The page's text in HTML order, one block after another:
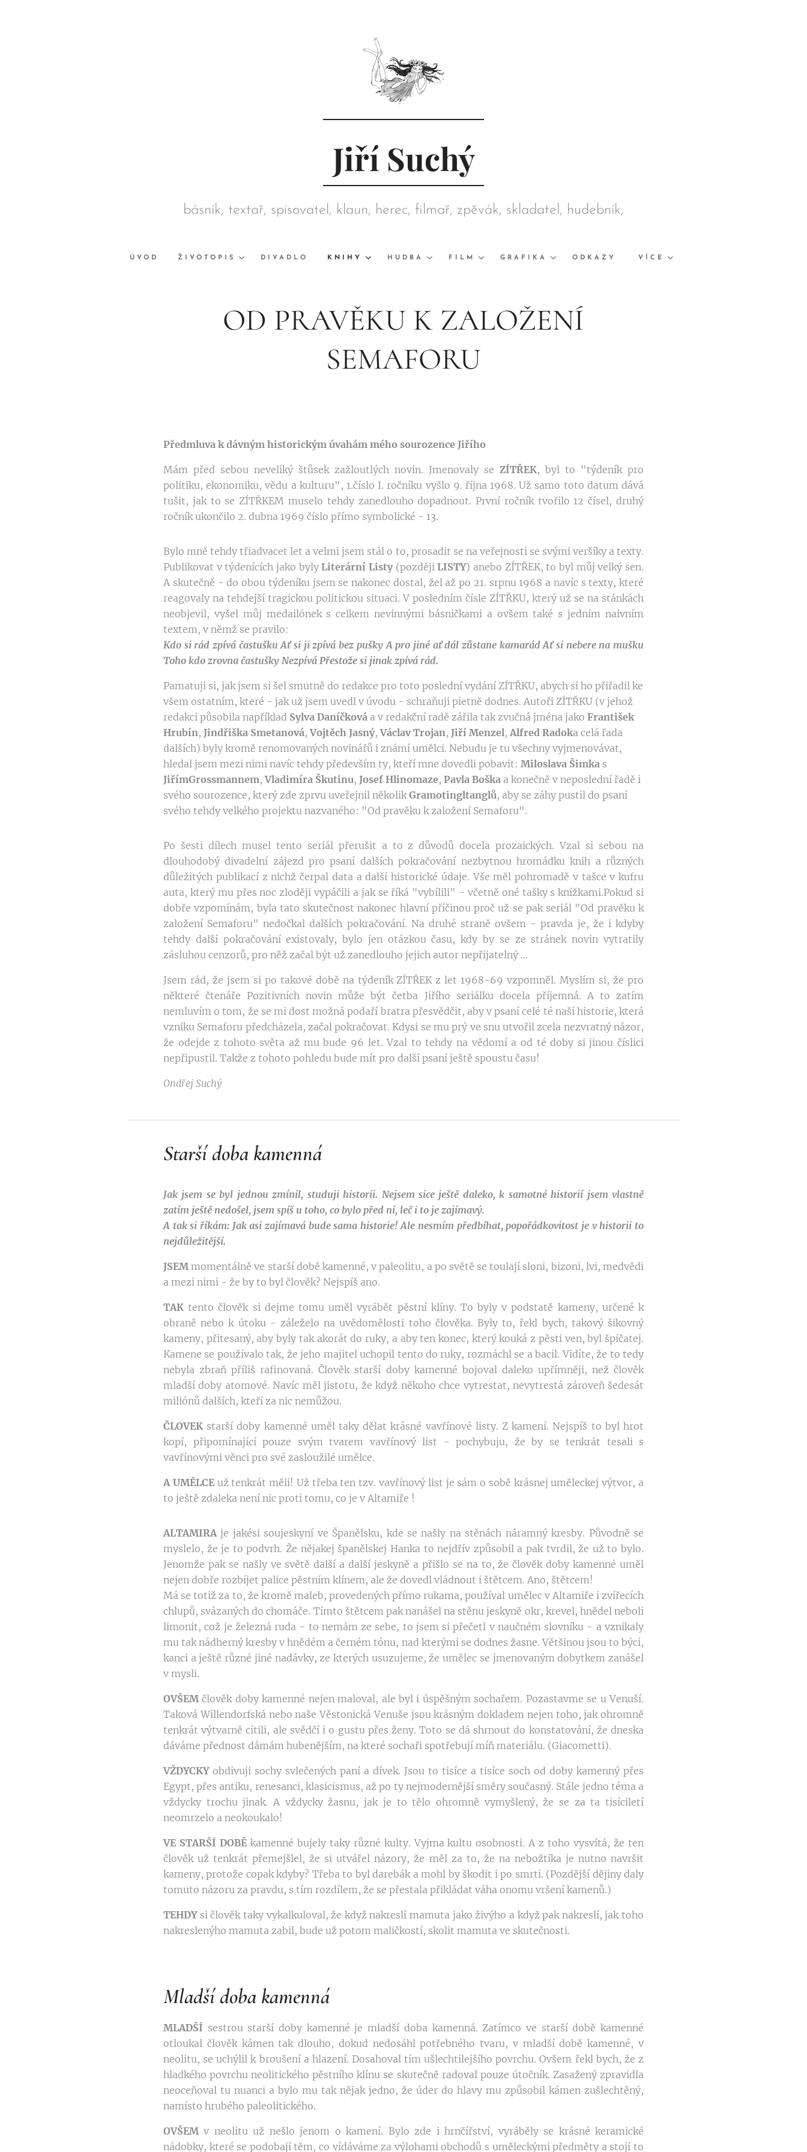
Jiří Suchý
básník, textař, spisovatel, klaun, herec, filmař, zpěvák, skladatel, hudebník,
ÚVOD ŽIVOTOPIS DIVADLO KNIHY HUDBA FILM GRAFIKA ODKAZY VÍCE
OD PRAVĚKU K ZALOŽENÍ
SEMAFORU
Předmluva k dávným historickým úvahám mého sourozence Jiřího
Mám před sebou neveliký štůsek zažloutlých novin. Jmenovaly se ZÍTŘEK, byl to "týdeník pro
politiku, ekonomiku, vědu a kulturu", 1.číslo I. ročníku vyšlo 9. října 1968. Už samo toto datum dává
tušit, jak to se ZÍTŘKEM muselo tehdy zanedlouho dopadnout. První ročník tvořilo 12 čísel, druhý
ročník ukončilo 2. dubna 1969 číslo přímo symbolické - 13.
Bylo mně tehdy třiadvacet let a velmi jsem stál o to, prosadit se na veřejnosti se svými veršíky a texty.
Publikovat v týdenících jako bylyLiterární Listy(pozdějiLISTY) anebo ZÍTŘEK, to byl můj velký sen.
A skutečně - do obou týdeníku jsem se nakonec dostal, žel až po 21. srpnu 1968 a navíc s texty, které
reagovaly na tehdejší tragickou politickou situaci. V posledním čísle ZÍTŘKU, který už se na stánkách
neobjevil, vyšel můj medailónek s celkem nevinnými básničkami a ovšem také s jedním naivním
textem, v němž se pravilo:
Kdo si rád zpívá častuškuAť si ji zpívá bez puškyA pro jiné ať dál zůstane kamarádAť si nebere na mušku
Toho kdo zrovna častušky Nezpívá Přestože si jinak zpívá rád.
Pamatuji si, jak jsem si šel smutně do redakce pro toto poslední vydání ZÍTŘKU, abych si ho přiřadil ke
všem ostatním, které - jak už jsem uvedl v úvodu - schraňuji pietně dodnes. Autoři ZÍTŘKU (v jehož
redakci působila například Sylva Daníčková a v redakční radě zářila tak zvučná jména jako František
Hrubín, Jindřiška Smetanová,Vojtěch Jasný,Václav Trojan, Jiří Menzel,Alfred Radoka celá řada
dalších) byly kromě renomovaných novinářů i známí umělci. Nebudu je tu všechny vyjmenovávat,
hledal jsem mezi nimi navíc tehdy především ty, kteří mne dovedli pobavit: Miloslava Šimka s
JiřímGrossmannem,Vladimíra Škutinu, Josef Hlinomaze, Pavla Boška a konečně v neposlední řadě i
svého sourozence, který zde zprvu uveřejnil několikGramotingltanglů, aby se záhy pustil do psaní
svého tehdy velkého projektu nazvaného: "Od pravěku k založení Semaforu".
Po šesti dílech musel tento seriál přerušit a to z důvodů docela prozaických. Vzal si sebou na
dlouhodobý divadelní zájezd pro psaní dalších pokračování nezbytnou hromádku knih a různých
důležitých publikací z nichž čerpal data a další historické údaje. Vše měl pohromadě v tašce v kufru
auta, který mu přes noc zloději vypáčili a jak se říká "vybílili" - včetně oné tašky s knížkami.Pokud si
dobře vzpomínám, byla tato skutečnost nakonec hlavní příčinou proč už se pak seriál "Od pravěku k
založení Semaforu" nedočkal dalších pokračování. Na druhé straně ovšem - pravda je, že i kdyby
tehdy další pokračování existovaly, bylo jen otázkou času, kdy by se ze stránek novin vytratily
zásluhou cenzorů, pro něž začal být už zanedlouho jejich autor nepřijatelný ...
Jsem rád, že jsem si po takové době na týdeník ZÍTŘEK z let 1968-69 vzpomněl. Myslím si, že pro
některé čtenáře Pozitivních novin může být četba Jiřího seriálku docela příjemná. A to zatím
nemluvím o tom, že se mi dost možná podaří bratra přesvědčit, aby v psaní celé té naší historie, která
vzniku Semaforu předcházela, začal pokračovat. Kdysi se mu prý ve snu utvořil zcela nezvratný názor,
že odejde z tohoto světa až mu bude 96 let. Vzal to tehdy na vědomí a od té doby si jinou číslici
nepřipustil. Takže z tohoto pohledu bude mít pro další psaní ještě spoustu času!
Ondřej Suchý
Starší doba kamenná
Jak jsem se byl jednou zmínil, studuji historii. Nejsem sice ještě daleko, k samotné historií jsem vlastně
zatím ještě nedošel, jsem spíš u toho, co bylo před ní, leč i to je zajímavý.
A tak si říkám: Jak asi zajímavá bude sama historie! Ale nesmím předbíhat, popořádkovitost je v historii to
nejdůležitější.
JSEMmomentálně ve starší době kamenné, v paleolitu, a po světě se toulají sloni, bizoni, lvi, medvědi
a mezi nimi - že by to byl člověk? Nejspíš ano.
TAK tento člověk si dejme tomu uměl vyrábět pěstní klíny. To byly v podstatě kameny, určené k
obraně nebo k útoku - záleželo na uvědomělosti toho člověka. Byly to, řekl bych, takový šikovný
kameny, přitesaný, aby byly tak akorát do ruky, a aby ten konec, který kouká z pěsti ven, byl špičatej.
Kamene se používalo tak, že jeho majitel uchopil tento do ruky, rozmáchl se a bacil. Vidíte, že to tedy
nebyla zbraň příliš rafinovaná. Člověk starší doby kamenné bojoval daleko upřímněji, než člověk
mladší doby atomové. Navíc měl jistotu, že když někoho chce vytrestat, nevytrestá zároveň šedesát
miliónů dalších, kteří za nic nemůžou.
ČLOVEK starší doby kamenné uměl taky dělat krásné vavřínové listy. Z kamení. Nejspíš to byl hrot
kopí, připomínající pouze svým tvarem vavřínový list - pochybuju, že by se tenkrát tesali s
vavřínovými věnci pro své zasloužilé umělce.
A UMĚLCE už tenkrát měli! Už třeba ten tzv. vavřínový list je sám o sobě krásnej uměleckej výtvor, a
to ještě zdaleka není nic proti tomu, co je v Altamiře !
ALTAMIRAje jakési soujeskyní ve Španělsku, kde se našly na stěnách náramný kresby. Původně se
myslelo, že je to podvrh. Že nějakej španělskej Hanka to nejdřív způsobil a pak tvrdil, že už to bylo.
Jenomže pak se našly ve světě další a další jeskyně a přišlo se na to, že člověk doby kamenné uměl
nejen dobře rozbíjet palice pěstním klínem, ale že dovedl vládnout i štětcem. Ano, štětcem!
Má se totiž za to, že kromě maleb, provedených přímo rukama, používal umělec v Altamiře i zvířecích
chlupů, svázaných do chomáče. Tímto štětcem pak nanášel na stěnu jeskyně okr, krevel, hnědel neboli
limonit, což je železná ruda - to nemám ze sebe, to jsem si přečetl v naučném slovníku - a vznikaly
mu tak nádherný kresby v hnědém a černém tónu, nad kterými se dodnes žasne. Většinou jsou to býci,
kanci a ještě různé jiné nadávky, ze kterých usuzujeme, že umělec se jmenovaným dobytkem zanášel
v mysli.
OVŠEMčlověk doby kamenné nejen maloval, ale byl i úspěšným sochařem. Pozastavme se u Venuší.
Taková Willendorfská nebo naše Věstonická Venuše jsou krásným dokladem nejen toho, jak ohromně
tenkrát výtvarně cítili, ale svědčí i o gustu přes ženy. Toto se dá shrnout do konstatování, že dneska
dáváme přednost dámám hubenějším, na které sochaři spotřebují míň materiálu. (Giacometti).
VŽDYCKYobdivuji sochy svlečených paní a dívek. Jsou to tisíce a tisíce soch od doby kamenný přes
Egypt, přes antiku, renesanci, klasicismus, až po ty nejmodernější směry současný. Stále jedno téma a
vždycky trochu jinak. A vždycky žasnu, jak je to tělo ohromně vymyšlený, že se za ta tisíciletí
neomrzelo a neokoukalo!
VE STARŠÍ DOBĚkamenné bujely taky různé kulty. Vyjma kultu osobnosti. A z toho vysvítá, že ten
člověk už tenkrát přemejšlel, že si utvářel názory, že měl za to, že na nebožtíka je nutno navršit
kameny, protože copak kdyby? Třeba to byl darebák a mohl by škodit i po smrti. (Pozdější dějiny daly
tomuto názoru za pravdu, s tím rozdílem, že se přestala přikládat váha onomu vršení kamenů.)
TEHDYsi člověk taky vykalkuloval, že když nakreslí mamuta jako živýho a když pak nakreslí, jak toho
nakreslenýho mamuta zabil, bude už potom maličkostí, skolit mamuta ve skutečnosti.
Mladší doba kamenná
MLADŠÍ sestrou starší doby kamenné je mladší doba kamenná. Zatímco ve starší době kamenné
otloukal člověk kámen tak dlouho, dokud nedosáhl potřebného tvaru, v mladší době kamenné, v
neolitu, se uchýlil k broušení a hlazení. Dosahoval tím ušlechtilejšího povrchu. Ovšem řekl bych, že z
hladkého povrchu neolitického pěstního klínu se skutečně radoval pouze útočník. Zasažený zpravidla
neoceňoval tu nuanci a bylo mu tak nějak jedno, že úder do hlavy mu způsobil kámen zušlechtěný,
namísto hrubého paleolitického.
OVŠEMv neolitu už nešlo jenom o kamení. Bylo zde i hrnčířství, vyráběly se krásné keramické
nádobky, které se podobají těm, co vídáváme za výlohami obchodů s uměleckými předměty a stojí to